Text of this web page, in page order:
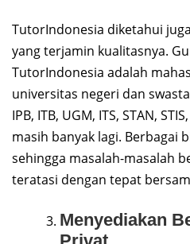
TutorIndonesia diketahui
yang terjamin kualitasnya.
TutorIndonesia adalah
universitas negeri dan
IPB, ITB, UGM, ITS, STAN,
masih banyak lagi. Berbagai
sehingga masalah-masalah
teratasi dengan tepat
Menyediakan